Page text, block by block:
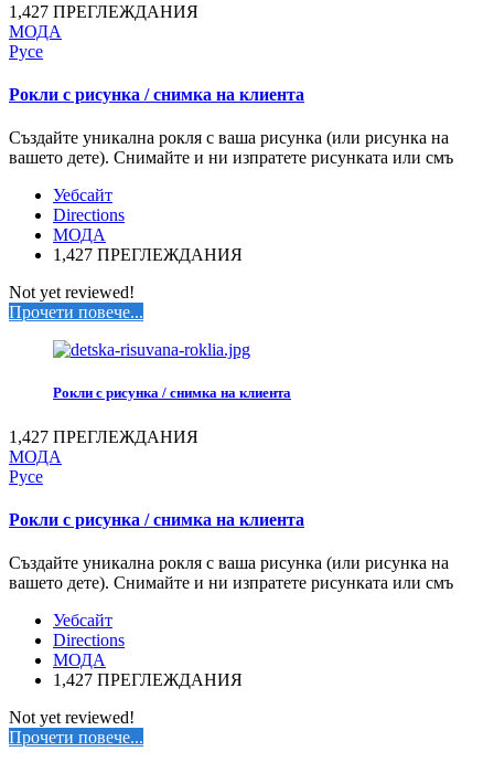
1,427 ПРЕГЛЕЖДАНИЯ
МОДА
Русе
Рокли с рисунка / снимка на клиента
Създайте уникална рокля с ваша рисунка (или рисунка на
вашето дете). Снимайте и ни изпратете рисунката или смъ
Уебсайт
Directions
МОДА
1,427 ПРЕГЛЕЖДАНИЯ
Not yet reviewed!
Прочети повече...
Рокли с рисунка / снимка на клиента
1,427 ПРЕГЛЕЖДАНИЯ
МОДА
Русе
Рокли с рисунка / снимка на клиента
Създайте уникална рокля с ваша рисунка (или рисунка на
вашето дете). Снимайте и ни изпратете рисунката или смъ
Уебсайт
Directions
МОДА
1,427 ПРЕГЛЕЖДАНИЯ
Not yet reviewed!
Прочети повече...